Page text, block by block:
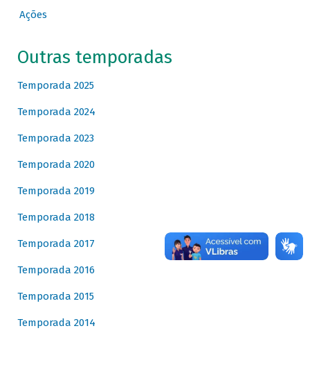
Ações
Outras temporadas
Temporada 2025
Temporada 2024
Temporada 2023
Temporada 2020
Temporada 2019
Temporada 2018
Temporada 2017
Temporada 2016
Temporada 2015
Temporada 2014